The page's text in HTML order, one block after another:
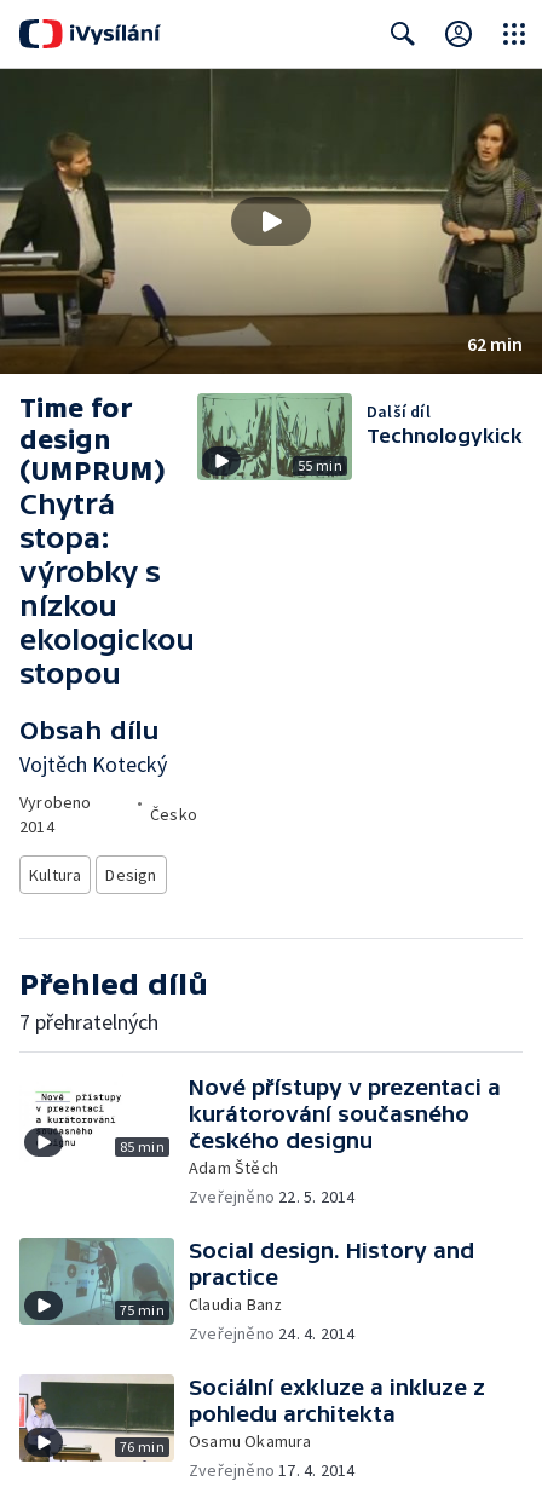
62 min
Time for
design
(UMPRUM)
Chytrá
stopa:
výrobky s
nízkou
ekologickou
stopou
Obsah dílu
Vojtěch Kotecký
Vyrobeno
2014
•
Česko
Kultura Design
55 min
Další díl
Technologykick
Přehled dílů
7 přehratelných
85 min
Nové přístupy v prezentaci a
kurátorování současného
českého designu
Adam Štěch
Zveřejněno 22. 5. 2014
75 min
Social design. History and
practice
Claudia Banz
Zveřejněno 24. 4. 2014
76 min
Sociální exkluze a inkluze z
pohledu architekta
Osamu Okamura
Zveřejněno17. 4. 2014